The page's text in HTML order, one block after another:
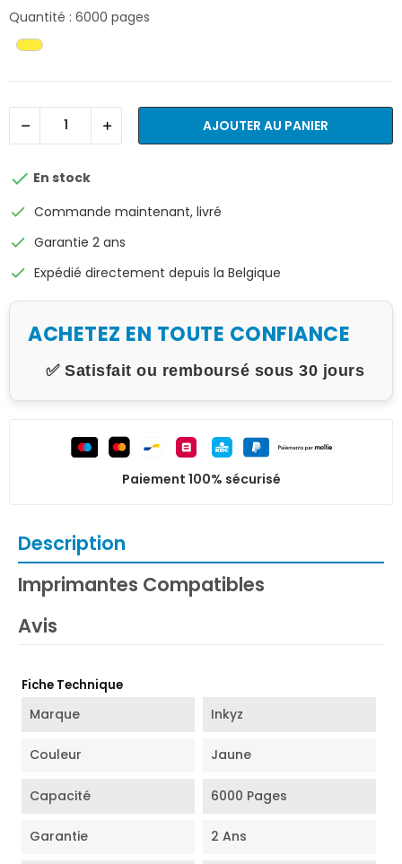
Quantité : 6000 pages
AJOUTER AU PANIER
 En stock
check Commande maintenant, livré
check Garantie 2 ans
check Expédié directement depuis la Belgique
ACHETEZ EN TOUTE CONFIANCE
✅ Satisfait ou remboursé sous 30 jours
Paiement 100% sécurisé
Description
Imprimantes Compatibles
Avis
Fiche Technique
Marque Inkyz
Couleur Jaune
Capacité 6000 Pages
Garantie 2 Ans